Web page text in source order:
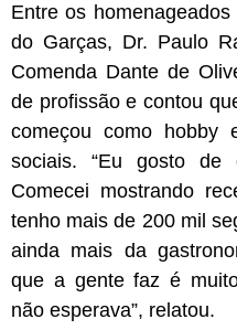
Entre os
do Garças, Dr. Paulo
Comenda Dante de
de profissão e contou
começou como hobby
sociais. “Eu gosto de
Comecei mostrando
tenho mais de 200 mil
ainda mais da
que a gente faz é
não esperava”, relatou.